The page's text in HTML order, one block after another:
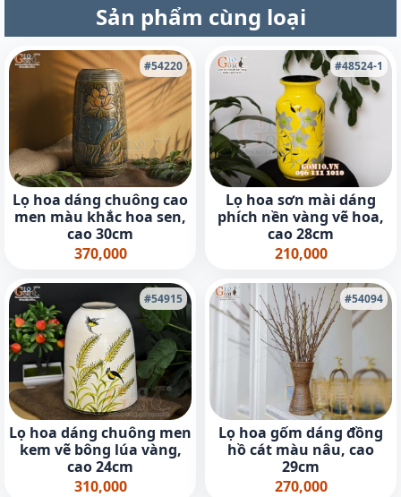
Sản phẩm cùng loại
#54220
Lọ hoa dáng chuông cao
men màu khắc hoa sen,
cao 30cm
370,000
#48524-1
Lọ hoa sơn mài dáng
phích nền vàng vẽ hoa,
cao 28cm
210,000
#54915
Lọ hoa dáng chuông men
kem vẽ bông lúa vàng,
cao 24cm
310,000
#54094
Lọ hoa gốm dáng đồng
hồ cát màu nâu, cao
29cm
270,000